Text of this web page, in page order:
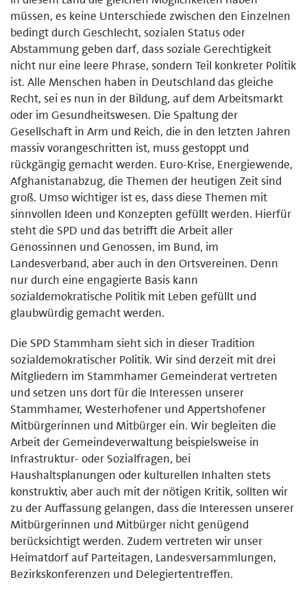
müssen, es keine Unterschiede zwischen den Einzelnen
bedingt durch Geschlecht, sozialen Status oder
Abstammung geben darf, dass soziale Gerechtigkeit
nicht nur eine leere Phrase, sondern Teil konkreter Politik
ist. Alle Menschen haben in Deutschland das gleiche
Recht, sei es nun in der Bildung, auf dem Arbeitsmarkt
oder im Gesundheitswesen. Die Spaltung der
Gesellschaft in Arm und Reich, die in den letzten Jahren
massiv vorangeschritten ist, muss gestoppt und
rückgängig gemacht werden. Euro-Krise, Energiewende,
Afghanistanabzug, die Themen der heutigen Zeit sind
groß. Umso wichtiger ist es, dass diese Themen mit
sinnvollen Ideen und Konzepten gefüllt werden. Hierfür
steht die SPD und das betrifft die Arbeit aller
Genossinnen und Genossen, im Bund, im
Landesverband, aber auch in den Ortsvereinen. Denn
nur durch eine engagierte Basis kann
sozialdemokratische Politik mit Leben gefüllt und
glaubwürdig gemacht werden.
Die SPD Stammham sieht sich in dieser Tradition
sozialdemokratischer Politik. Wir sind derzeit mit drei
Mitgliedern im Stammhamer Gemeinderat vertreten
und setzen uns dort für die Interessen unserer
Stammhamer, Westerhofener und Appertshofener
Mitbürgerinnen und Mitbürger ein. Wir begleiten die
Arbeit der Gemeindeverwaltung beispielsweise in
Infrastruktur- oder Sozialfragen, bei
Haushaltsplanungen oder kulturellen Inhalten stets
konstruktiv, aber auch mit der nötigen Kritik, sollten wir
zu der Auffassung gelangen, dass die Interessen unserer
Mitbürgerinnen und Mitbürger nicht genügend
berücksichtigt werden. Zudem vertreten wir unser
Heimatdorf auf Parteitagen, Landesversammlungen,
Bezirkskonferenzen und Delegiertentreffen.